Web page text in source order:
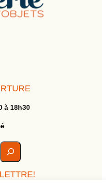
à 18h30